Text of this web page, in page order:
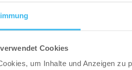
Cookies
um Inhalte und Anzeigen zu